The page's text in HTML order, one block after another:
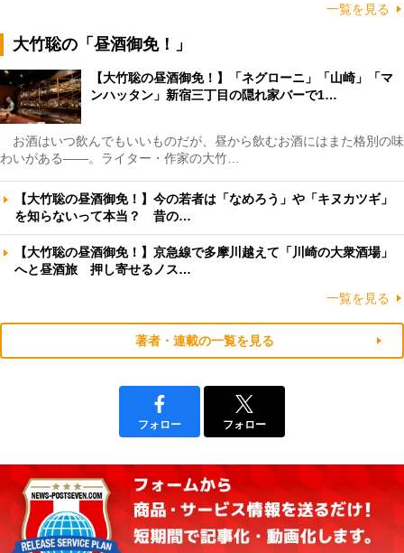
一覧を見る
大竹聡の「昼酒御免！」
【大竹聡の昼酒御免！】「ネグローニ」「山崎」「マ
ンハッタン」新宿三丁目の隠れ家バーで1…
お酒はいつ飲んでもいいものだが、昼から飲むお酒にはまた格別の味
わいがある――。ライター・作家の大竹…
【大竹聡の昼酒御免！】今の若者は「なめろう」や「キヌカツギ」
を知らないって本当？ 昔の…
【大竹聡の昼酒御免！】京急線で多摩川越えて「川崎の大衆酒場」
へと昼酒旅 押し寄せるノス…
一覧を見る
著者・連載の一覧を見る
フォロー フォロー